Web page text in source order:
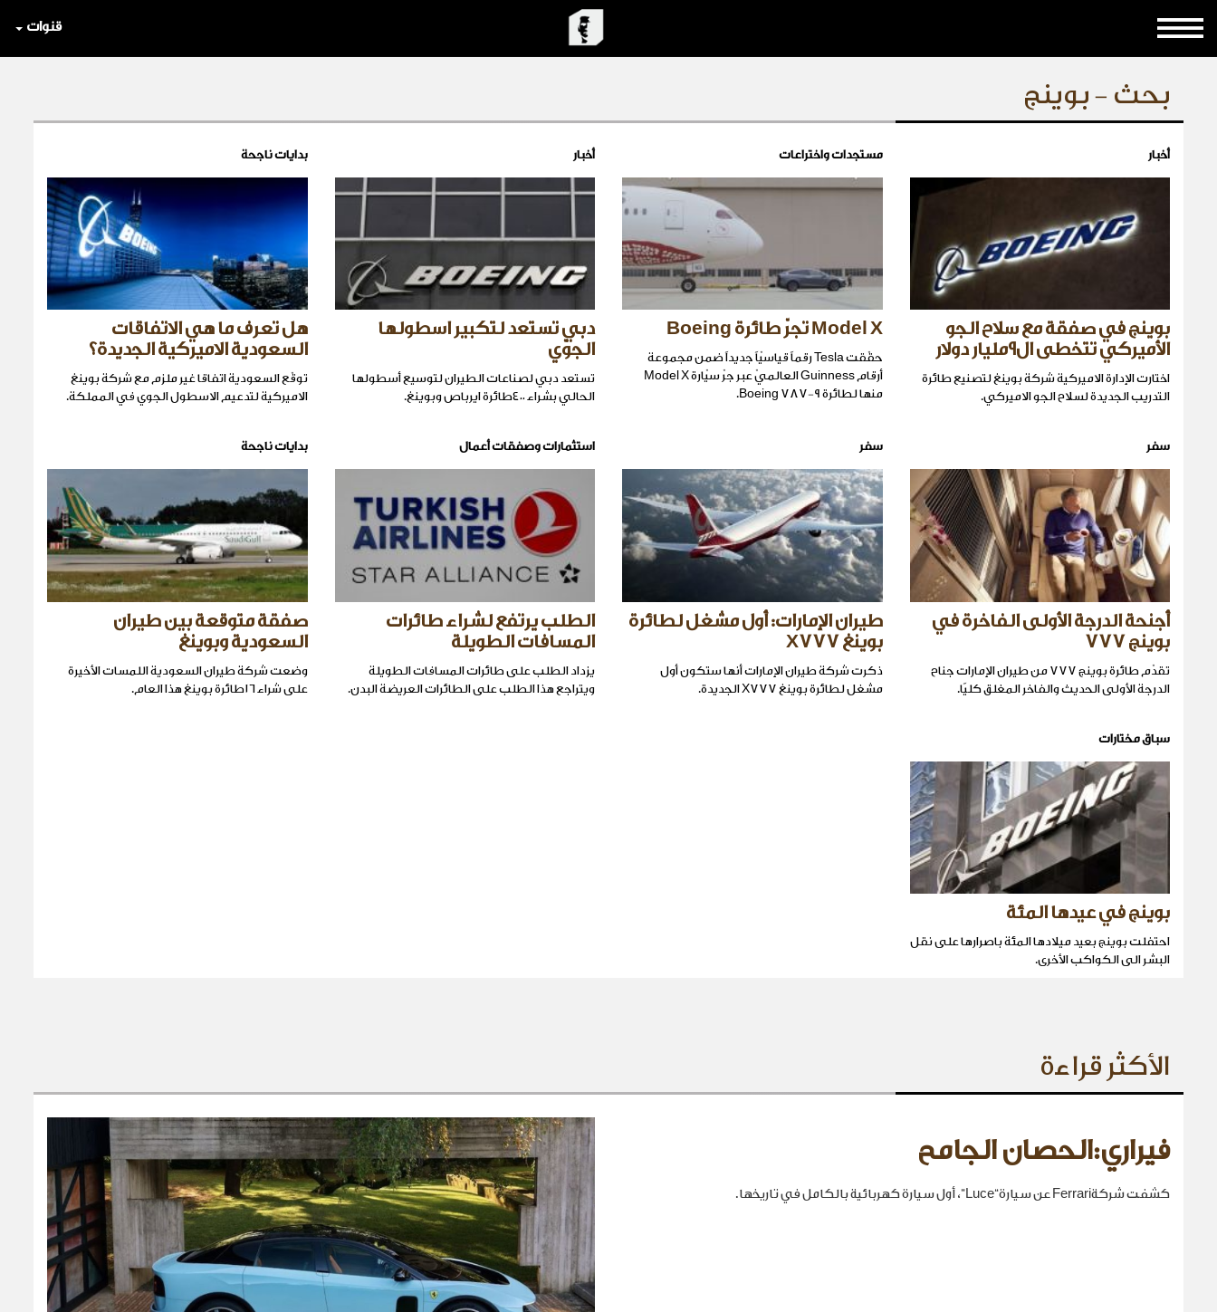
قنوات
بحث - بوينج
أخبار
بوينج في صفقة مع سلاح الجو
الأميركي تتخطى ال٩مليار دولار
اختارت الإدارة الاميركية شركة بوينغ لتصنيع طائرة
التدريب الجديدة لسلاح الجو الاميركي.
مستجدات واختراعات
Model X تجرّ طائرة Boeing
حقّقت Tesla رقماً قياسيّاً جديداً ضمن مجموعة
أرقام Guinness العالميّ عبر جرّ سيّارة Model X
منها لطائرة Boeing 787-9.
أخبار
دبي تستعد لتكبير اسطولها
الجوّي
تستعد دبي لصناعات الطيران لتوسيع أسطولها
الحالي بشراء ٤٠٠طائرة ايرباص وبوينغ.
بدايات ناجحة
هل تعرف ما هي الاتفاقات
السعودية الاميركية الجديدة؟
توقّع السعودية اتفاقا غير ملزم مع شركة بوينغ
الاميركية لتدعيم الاسطول الجوي في المملكة.
سفر
أجنحة الدرجة الأولى الفاخرة في
بوينج 777
تقدّم طائرة بوينج 777 من طيران الإمارات جناح
الدرجة الأولى الحديث والفاخر المغلق كليًا.
سفر
طيران الإمارات: أول مشغل لطائرة
بوينغ X777
ذكرت شركة طيران الإمارات أنها ستكون أول
مشغل لطائرة بوينغ X777 الجديدة.
استثمارات وصفقات أعمال
الطلب يرتفع لشراء طائرات
المسافات الطويلة
يزداد الطلب على طائرات المسافات الطويلة
ويتراجع هذا الطلب على الطائرات العريضة البدن.
بدايات ناجحة
صفقة متوقعة بين طيران
السعودية وبوينغ
وضعت شركة طيران السعودية اللمسات الأخيرة
على شراء ١٦طائرة بوينغ هذا العام.
سباق مختارات
بوينج في عيدها المئة
احتفلت بوينج بعيد ميلادها المئة باصرارها على نقل
البشر الى الكواكب الأخرى.
الأكثر قراءة
فيراري:الحصان الجامح
كشفت شركةFerrari عن سيارة“Luce”، أول سيارة كهربائية بالكامل في تاريخها.